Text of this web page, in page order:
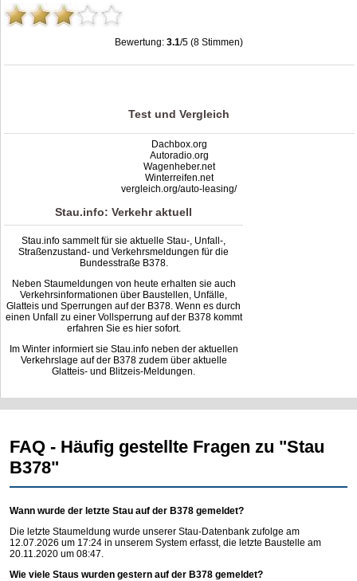
Bewertung:3.1/5 (8 Stimmen)
Stau B378: Unfälle, Sperrung & Baustellen | Staumelder B378 ,3.1out of5
Test und Vergleich
Dachbox.org
Autoradio.org
Wagenheber.net
Winterreifen.net
vergleich.org/auto-leasing/
Stau.info: Verkehr aktuell
Stau.info sammelt für sie aktuelle Stau-, Unfall-,
Straßenzustand- und Verkehrsmeldungen für die
Bundesstraße B378.
Neben Staumeldungen von heute erhalten sie auch
Verkehrsinformationen über Baustellen, Unfälle,
Glatteis und Sperrungen auf der B378. Wenn es durch
einen Unfall zu einer Vollsperrung auf der B378 kommt
erfahren Sie es hier sofort.
Im Winter informiert sie Stau.info neben der aktuellen
Verkehrslage auf der B378 zudem über aktuelle
Glatteis- und Blitzeis-Meldungen.
FAQ - Häufig gestellte Fragen zu "Stau
B378"
Wann wurde der letzte Stau auf der B378 gemeldet?
Die letzte Staumeldung wurde unserer Stau-Datenbank zufolge am
12.07.2026 um 17:24 in unserem System erfasst, die letzte Baustelle am
20.11.2020 um 08:47.
Wie viele Staus wurden gestern auf der B378 gemeldet?